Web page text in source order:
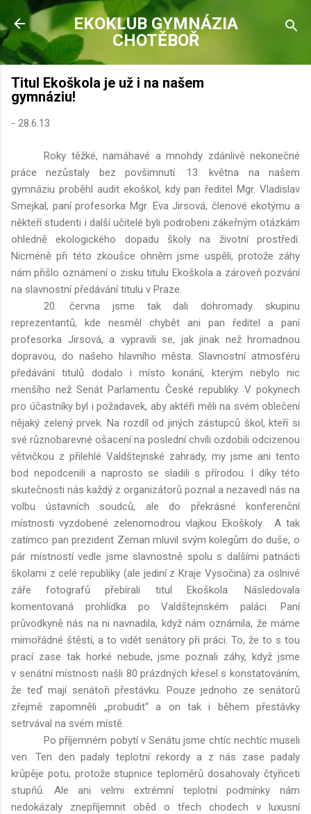
Přeskočit na hlavní obsah
EKOKLUB GYMNÁZIA
CHOTĚBOŘ
Titul Ekoškola je už i na našem
gymnáziu!
- 28.6.13
Roky těžké, namáhavé a mnohdy zdánlivě nekonečné
práce nezůstaly bez povšimnutí. 13. května na našem
gymnáziu proběhl audit ekoškol, kdy pan ředitel Mgr. Vladislav
Smejkal, paní profesorka Mgr. Eva Jirsová, členové ekotýmu a
někteří studenti i další učitelé byli podrobeni zákeřným otázkám
ohledně ekologického dopadu školy na životní prostředí.
Nicméně při této zkoušce ohněm jsme uspěli, protože záhy
nám přišlo oznámení o zisku titulu Ekoškola a zároveň pozvání
na slavnostní předávání titulu v Praze.
20. června jsme tak dali dohromady skupinu
reprezentantů, kde nesměl chybět ani pan ředitel a paní
profesorka Jirsová, a vypravili se, jak jinak než hromadnou
dopravou, do našeho hlavního města. Slavnostní atmosféru
předávání titulů dodalo i místo konání, kterým nebylo nic
menšího než Senát Parlamentu České republiky. V pokynech
pro účastníky byl i požadavek, aby aktéři měli na svém oblečení
nějaký zelený prvek. Na rozdíl od jiných zástupců škol, kteří si
své různobarevné ošacení na poslední chvíli ozdobili odcizenou
větvičkou z přilehlé Valdštejnské zahrady, my jsme ani tento
bod nepodcenili a naprosto se sladili s přírodou. I díky této
skutečnosti nás každý z organizátorů poznal a nezavedl nás na
volbu ústavních soudců, ale do překrásné konferenční
místnosti vyzdobené zelenomodrou vlajkou Ekoškoly. A tak
zatímco pan prezident Zeman mluvil svým kolegům do duše, o
pár místností vedle jsme slavnostně spolu s dalšími patnácti
školami z celé republiky (ale jediní z Kraje Vysočina) za oslnivé
záře fotografů přebírali titul Ekoškola. Následovala
komentovaná prohlídka po Valdštejnském paláci. Paní
průvodkyně nás na ni navnadila, když nám oznámila, že máme
mimořádné štěstí, a to vidět senátory při práci. To, že to s tou
prací zase tak horké nebude, jsme poznali záhy, když jsme
v senátní místnosti našli 80 prázdných křesel s konstatováním,
že teď mají senátoři přestávku. Pouze jednoho ze senátorů
zřejmě zapomněli „probudit“ a on tak i během přestávky
setrvával na svém místě.
Po příjemném pobytí v Senátu jsme chtíc nechtíc museli
ven. Ten den padaly teplotní rekordy a z nás zase padaly
krůpěje potu, protože stupnice teploměrů dosahovaly čtyřiceti
stupňů. Ale ani velmi extrémní teplotní podmínky nám
nedokázaly znepříjemnit oběd o třech chodech v luxusní